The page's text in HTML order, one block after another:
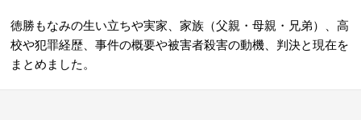
徳勝もなみの生い立ちや実家、家族（父親・母親・兄弟）、高
校や犯罪経歴、事件の概要や被害者殺害の動機、判決と現在を
まとめました。